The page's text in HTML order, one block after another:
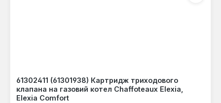
61302411 (61301938) Картридж триходового
клапана на газовий котел Chaffoteaux Elexia,
Elexia Comfort